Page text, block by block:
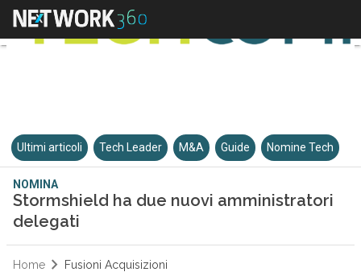
Ultimi articoli Tech Leader M&A Guide Nomine Tech
NOMINA
Stormshield ha due nuovi amministratori
delegati
Home Fusioni Acquisizioni